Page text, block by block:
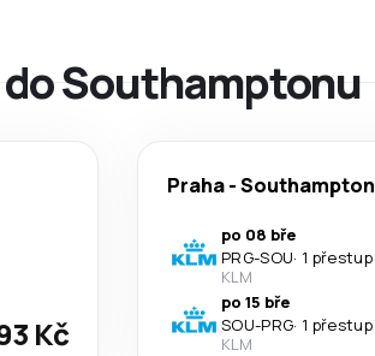
Southamptonu
Kč
Praha-Southampton
po 08 bře
PRG-SOU· 1 přestup
KLM
po 15 bře
SOU-PRG· 1 přestup
KLM